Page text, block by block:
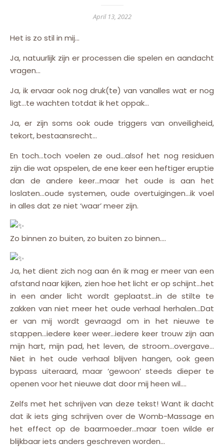
April 13, 2022
Het is zo stil in mij…
Ja, natuurlijk zijn er processen die spelen en aandacht
vragen…
Ja, ik ervaar ook nog druk(te) van vanalles wat er nog
ligt…te wachten totdat ik het oppak…
Ja, er zijn soms ook oude triggers van onveiligheid,
tekort, bestaansrecht…
En toch…toch voelen ze oud…alsof het nog residuen
zijn die wat opspelen, de ene keer een heftiger eruptie
dan de andere keer…maar het oude is aan het
loslaten…oude systemen, oude overtuigingen…ik voel
in alles dat ze niet ‘waar’ meer zijn.
Zo binnen zo buiten, zo buiten zo binnen….
Ja, het dient zich nog aan én ik mag er meer van een
afstand naar kijken, zien hoe het licht er op schijnt…het
in een ander licht wordt geplaatst…in de stilte te
zakken van niet meer het oude verhaal herhalen…Dat
er van mij wordt gevraagd om in het nieuwe te
stappen…iedere keer weer…iedere keer trouw zijn aan
mijn hart, mijn pad, het leven, de stroom…overgave…
Niet in het oude verhaal blijven hangen, ook geen
bypass uiteraard, maar ‘gewoon’ steeds dieper te
openen voor het nieuwe dat door mij heen wil….
Zelfs met het schrijven van deze tekst! Want ik dacht
dat ik iets ging schrijven over de Womb-Massage en
het effect op de baarmoeder…maar toen wilde er
blijkbaar iets anders geschreven worden…